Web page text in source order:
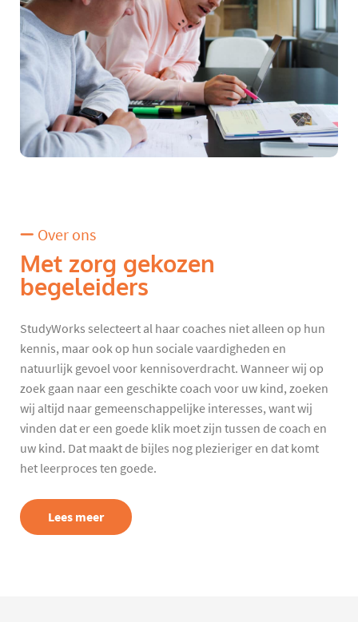
Over ons
Met zorg gekozen
begeleiders
StudyWorks selecteert al haar coaches niet alleen op hun
kennis, maar ook op hun sociale vaardigheden en
natuurlijk gevoel voor kennisoverdracht. Wanneer wij op
zoek gaan naar een geschikte coach voor uw kind, zoeken
wij altijd naar gemeenschappelijke interesses, want wij
vinden dat er een goede klik moet zijn tussen de coach en
uw kind. Dat maakt de bijles nog plezieriger en dat komt
het leerproces ten goede.
Lees meer